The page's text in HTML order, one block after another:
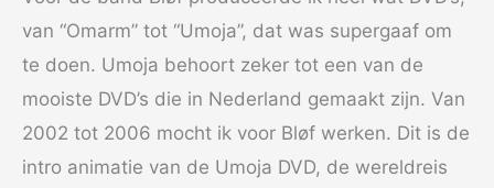
van “Omarm” tot “Umoja”, dat was supergaaf om
te doen. Umoja behoort zeker tot een van de
mooiste DVD’s die in Nederland gemaakt zijn. Van
2002 tot 2006 mocht ik voor Bløf werken. Dit is de
intro animatie van de Umoja DVD, de wereldreis